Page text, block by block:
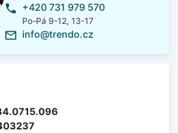
phone +420 731 979 570
Po-Pá 9-12, 13-17
mail_outline info@trendo.cz